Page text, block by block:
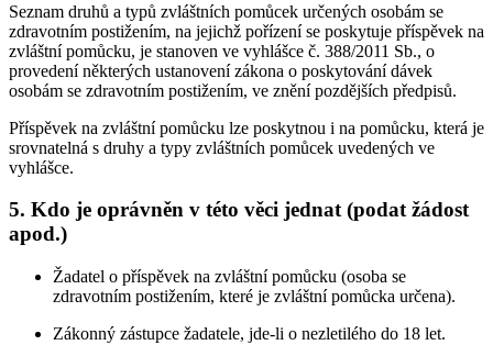
Seznam druhů a typů zvláštních pomůcek určených osobám se
zdravotním postižením, na jejichž pořízení se poskytuje příspěvek na
zvláštní pomůcku, je stanoven ve vyhlášce č. 388/2011 Sb., o
provedení některých ustanovení zákona o poskytování dávek
osobám se zdravotním postižením, ve znění pozdějších předpisů.
Příspěvek na zvláštní pomůcku lze poskytnou i na pomůcku, která je
srovnatelná s druhy a typy zvláštních pomůcek uvedených ve
vyhlášce.
5. Kdo je oprávněn v této věci jednat (podat žádost
apod.)
Žadatel o příspěvek na zvláštní pomůcku (osoba se
zdravotním postižením, které je zvláštní pomůcka určena).
Zákonný zástupce žadatele, jde-li o nezletilého do 18 let.